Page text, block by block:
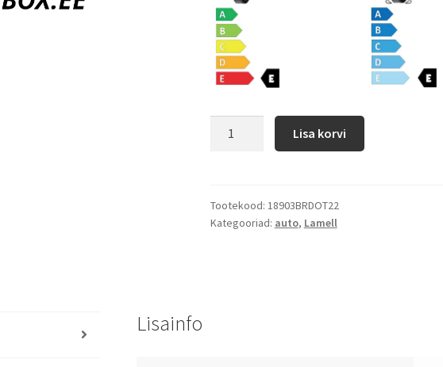
Lisa korvi
Tootekood: 18903BRDOT22
Kategooriad: auto, Lamell
Lisainfo